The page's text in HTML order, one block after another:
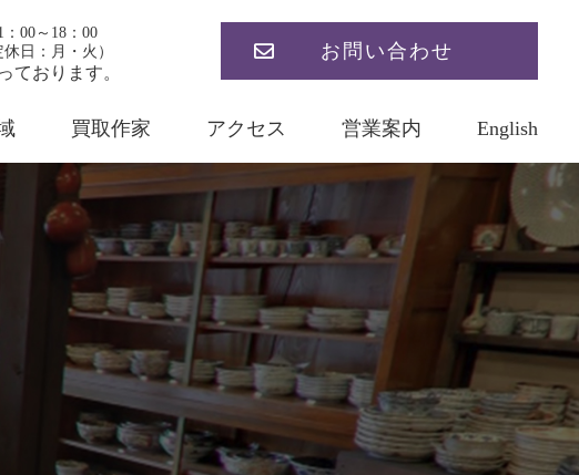
：00～18：00
休日：月・火）
ております。
お問い合わせ
買取作家 アクセス 営業案内 English